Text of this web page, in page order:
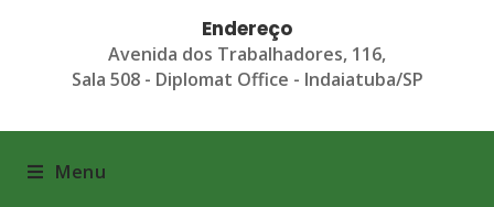
Endereço
Avenida dos Trabalhadores, 116,
Sala 508 - Diplomat Office - Indaiatuba/SP
Menu